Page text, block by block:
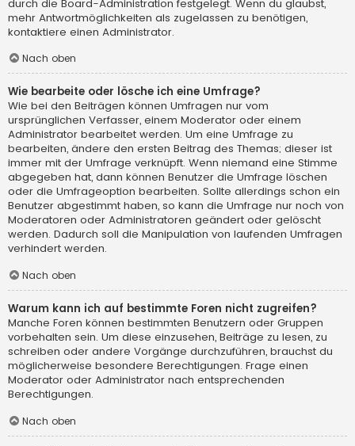
durch die Board-Administration festgelegt. Wenn du glaubst,
mehr Antwortmöglichkeiten als zugelassen zu benötigen,
kontaktiere einen Administrator.
Nach oben
Wie bearbeite oder lösche ich eine Umfrage?
Wie bei den Beiträgen können Umfragen nur vom
ursprünglichen Verfasser, einem Moderator oder einem
Administrator bearbeitet werden. Um eine Umfrage zu
bearbeiten, ändere den ersten Beitrag des Themas; dieser ist
immer mit der Umfrage verknüpft. Wenn niemand eine Stimme
abgegeben hat, dann können Benutzer die Umfrage löschen
oder die Umfrageoption bearbeiten. Sollte allerdings schon ein
Benutzer abgestimmt haben, so kann die Umfrage nur noch von
Moderatoren oder Administratoren geändert oder gelöscht
werden. Dadurch soll die Manipulation von laufenden Umfragen
verhindert werden.
Nach oben
Warum kann ich auf bestimmte Foren nicht zugreifen?
Manche Foren können bestimmten Benutzern oder Gruppen
vorbehalten sein. Um diese einzusehen, Beiträge zu lesen, zu
schreiben oder andere Vorgänge durchzuführen, brauchst du
möglicherweise besondere Berechtigungen. Frage einen
Moderator oder Administrator nach entsprechenden
Berechtigungen.
Nach oben